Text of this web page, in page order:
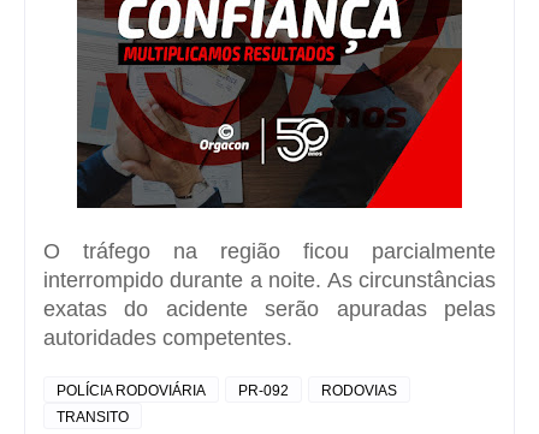
O tráfego na região ficou parcialmente
interrompido durante a noite. As circunstâncias
exatas do acidente serão apuradas pelas
autoridades competentes.
POLÍCIA RODOVIÁRIA PR-092
RODOVIAS
TRANSITO